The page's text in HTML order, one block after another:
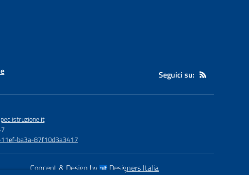
Seguici su:
ba3a-87f10d3a3417
Concept & Design by
Designers Italia